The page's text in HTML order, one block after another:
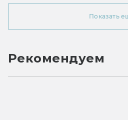
Показать
Рекомендуем